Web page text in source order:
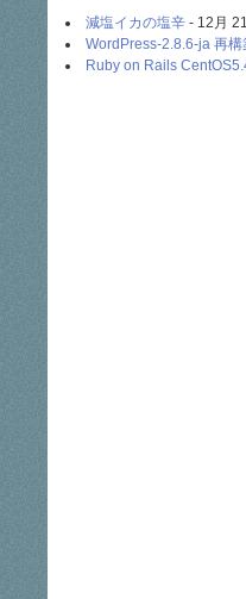
減塩イカの塩辛 - 12月
WordPress-2.8.6-ja 再構
Ruby on Rails